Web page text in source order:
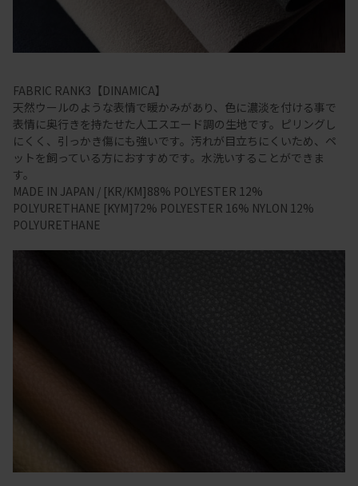
FABRIC RANK3【DINAMICA】
天然ウールのような表情で暖かみがあり、色に濃淡を付ける事で
表情に奥行きを持たせた人工スエード調の生地です。ピリングし
にくく、引っかき傷にも強いです。汚れが目立ちにくいため、ペ
ットを飼っている方におすすめです。水洗いすることができま
す。
MADE IN JAPAN / [KR/KM]88% POLYESTER 12%
POLYURETHANE [KYM]72% POLYESTER 16% NYLON 12%
POLYURETHANE